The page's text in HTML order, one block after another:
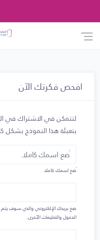
افحص فكرتك الآن
لتتمكن في الاشتراك في
بتعبئة هذا النموذج بشكل
ًضع اسمك كاملا.
ضع بريدك الإلكتروني والذي سوف يتم
الدخول والتعليمات الآخرى.